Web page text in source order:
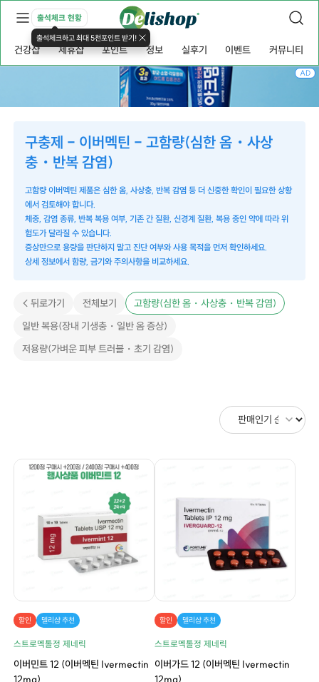
출석체크 현황
출석체크하고 최대 5천포인트 받기!
건강샵 제휴샵 포인트 정보 실후기 이벤트 커뮤니티
구충제 - 이버멕틴 - 고함량(심한 옴・사상
충・반복 감염)
고함량 이버멕틴 제품은 심한 옴, 사상충, 반복 감염 등 더 신중한 확인이 필요한 상황
에서 검토해야 합니다.
체중, 감염 종류, 반복 복용 여부, 기존 간 질환, 신경계 질환, 복용 중인 약에 따라 위
험도가 달라질 수 있습니다.
증상만으로 용량을 판단하지 말고 진단 여부와 사용 목적을 먼저 확인하세요.
상세 정보에서 함량, 금기와 주의사항을 비교하세요.
< 뒤로가기 전체보기
고함량(심한 옴・사상충・반복 감염)
일반 복용(장내 기생충・일반 옴 증상)
저용량(가벼운 피부 트러블・초기 감염)
할인 델리샵 추천
스트로멕톨정 제네릭
이버민트 12 (이버멕틴 Ivermectin
할인 델리샵 추천
스트로멕톨정 제네릭
이버가드 12 (이버멕틴 Ivermectin
AD